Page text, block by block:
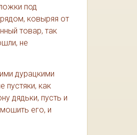
под
ковыряя от
товар, так
не
дурацкими
пустяки, как
дядьки, пусть и
его, и